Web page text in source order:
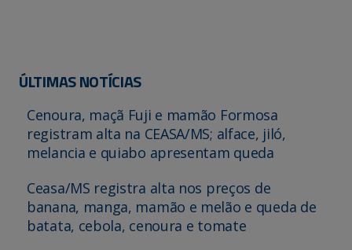
ÚLTIMAS NOTÍCIAS
Cenoura, maçã Fuji e mamão Formosa
registram alta na CEASA/MS; alface, jiló,
melancia e quiabo apresentam queda
Ceasa/MS registra alta nos preços de
banana, manga, mamão e melão e queda de
batata, cebola, cenoura e tomate